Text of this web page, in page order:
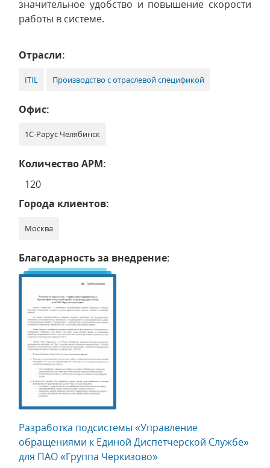
значительное удобство и повышение скорости
работы в системе.
Отрасли:
ITIL Производство с отраслевой спецификой
Офис:
1С-Рарус Челябинск
Количество АРМ:
120
Города клиентов:
Москва
Благодарность за внедрение:
Разработка подсистемы «Управление
обращениями к Единой Диспетчерской Службе»
для ПАО «Группа Черкизово»